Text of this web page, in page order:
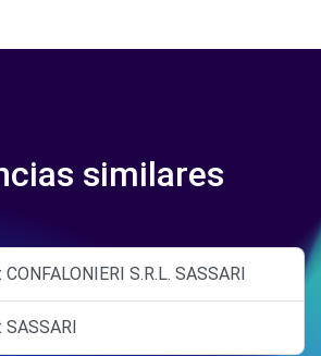
similares
S.R.L. SASSARI